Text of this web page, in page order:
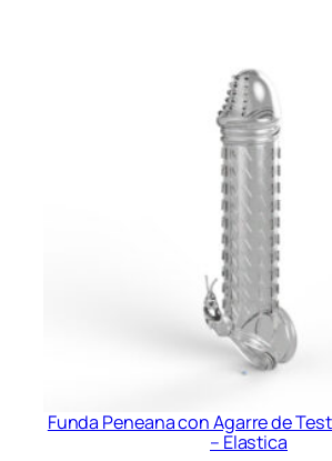
Funda Peneana con Agarre de
– Elastica